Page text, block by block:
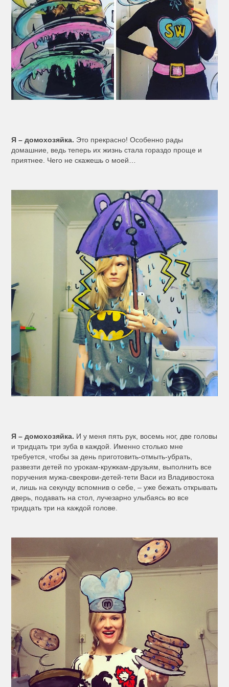
Я – домохозяйка. Это прекрасно! Особенно рады
домашние, ведь теперь их жизнь стала гораздо проще и
приятнее. Чего не скажешь о моей…
Я – домохозяйка. И у меня пять рук, восемь ног, две головы
и тридцать три зуба в каждой. Именно столько мне
требуется, чтобы за день приготовить-отмыть-убрать,
развезти детей по урокам-кружкам-друзьям, выполнить все
поручения мужа-свекрови-детей-тети Васи из Владивостока
и, лишь на секунду вспомнив о себе, – уже бежать открывать
дверь, подавать на стол, лучезарно улыбаясь во все
тридцать три на каждой голове.